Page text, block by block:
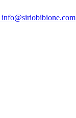
info@siriobibione.com